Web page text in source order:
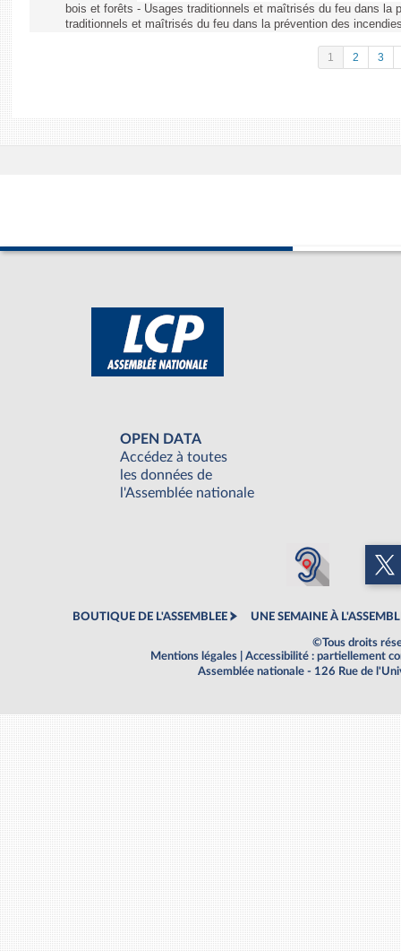
bois et forêts - Usages traditionnels et maîtrisés du feu dans la
traditionnels et maîtrisés du feu dans la prévention des
1 2 3
OPEN DATA
Accédez à toutes
les données de
l'Assemblée nationale
BOUTIQUE DE L'ASSEMBLEE UNE SEMAINE À
©Tous droits
Mentions légales
Accessibilité : partiellement
Assemblée nationale - 126 Rue de